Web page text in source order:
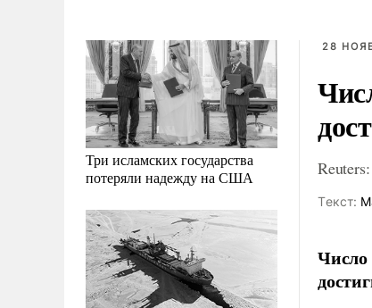
Три исламских государства
потеряли надежду на США
28
Tекст:
Число